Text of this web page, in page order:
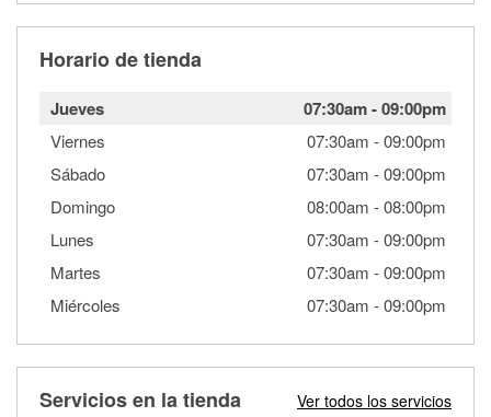
Horario de tienda
Jueves 07:30am-09:00pm
Viernes 07:30am -09:00pm
Sábado
07:30am -09:00pm
Domingo
08:00am -08:00pm
Lunes
07:30am -09:00pm
Martes
07:30am -09:00pm
Miércoles
07:30am -09:00pm
Servicios en la tienda Ver todos los servicios